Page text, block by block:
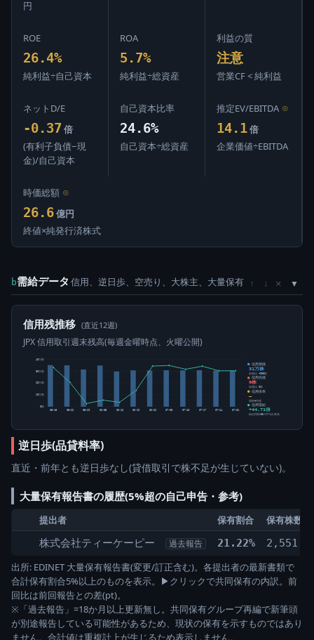
円
ROE
26.4%
純利益÷自己資本
ROA
5.7%
純利益÷総資産
利益の質
注意
営業CF < 純利益
ネットD/E
-0.37 倍
(有利子負債−現
金)/自己資本
自己資本比率
24.6%
自己資本÷総資産
推定EV/EBITDA ⊙
14.1 倍
企業価値÷EBITDA
時価総額 ⊙
26.6 億円
終値×純発行済株式
b需給データ 信用、逆日歩、空売り、大株主、大量保有 ↑ ↓ ×
信用残推移 (直近12週)
JPX 信用取引週末残高(毎週金曜時点、火曜公開)
0株
10万株
20万株
30万株
40万株
05-15 05-22 05-29 06-05 06-12 06-19 06-26 07-03 07-10 07-17 07-24 07-31
信用買残
31万株
前週比 +900株
信用売残
0株
前週比 0株
信用倍率
―
買残÷売残
信用需給
+44.71倍
純信用残÷5日平均出来高
逆日歩(品貸料率)
直近・前年とも逆日歩なし(貸借取引で株不足が生じていない)。
大量保有報告書の履歴(5%超の自己申告・参考)
提出者 保有割合
保有株数(
株式会社ティーケーピー
過去報告 21.22%
出所: EDINET 大量保有報告書(変更/訂正含む)。各提出者の最新書類で
合計保有割合5%以上のものを表示。▶クリックで共同保有の内訳。前
回比は前回報告との差(pt)。
※「過去報告」=18か月以上更新無し。共同保有グループ再編で新筆頭
が別途報告している可能性があるため、現状の保有を示すものではあり
ません。合計値は重複計上が生じるため表示しません。